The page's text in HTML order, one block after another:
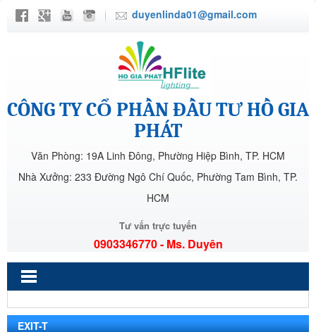
duyenlinda01@gmail.com
CÔNG TY CỔ PHẦN ĐẦU TƯ HỒ GIA
PHÁT
Văn Phòng: 19A Linh Đông, Phường Hiệp Bình, TP. HCM
Nhà Xưởng: 233 Đường Ngô Chí Quốc, Phường Tam Bình, TP.
HCM
Tư vấn trực tuyến
0903346770 - Ms. Duyên
EXIT-T